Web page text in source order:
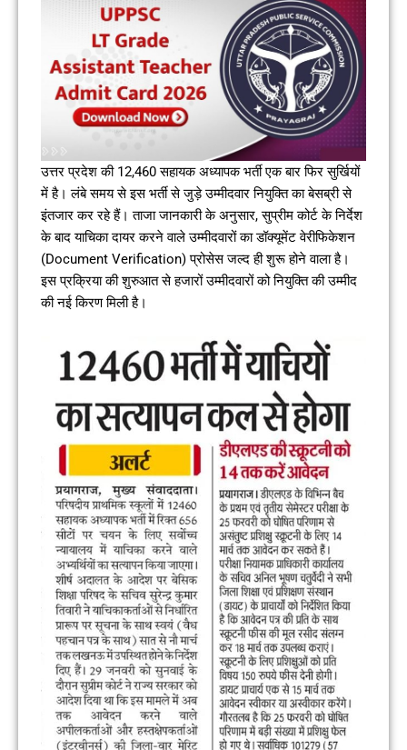
उत्तर प्रदेश की 12,460 सहायक अध्यापक भर्ती एक बार फिर सुर्खियों
में है। लंबे समय से इस भर्ती से जुड़े उम्मीदवार नियुक्ति का बेसब्री से
इंतजार कर रहे हैं। ताजा जानकारी के अनुसार, सुप्रीम कोर्ट के निर्देश
के बाद याचिका दायर करने वाले उम्मीदवारों का डॉक्यूमेंट वेरीफिकेशन
(Document Verification) प्रोसेस जल्द ही शुरू होने वाला है।
इस प्रक्रिया की शुरुआत से हजारों उम्मीदवारों को नियुक्ति की उम्मीद
की नई किरण मिली है।